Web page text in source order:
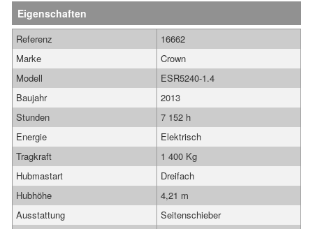
Eigenschaften
Referenz
16662
Marke
Crown
Modell
ESR5240-1.4
Baujahr
2013
Stunden
7 152 h
Energie
Elektrisch
Tragkraft
1 400 Kg
Hubmastart
Dreifach
Hubhöhe
4,21 m
Ausstattung
Seitenschieber